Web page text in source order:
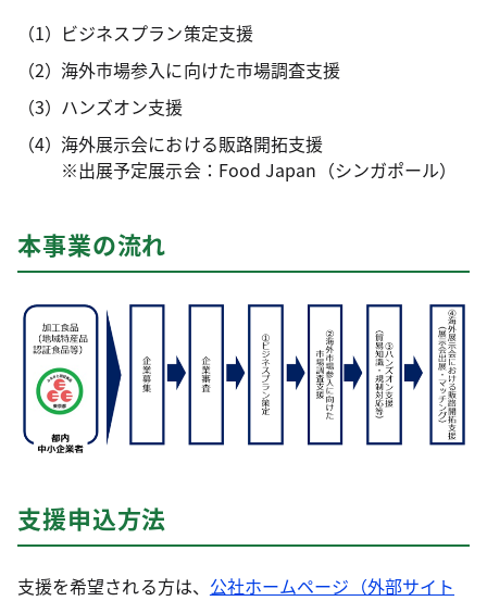
ビジネスプラン策定支援
海外市場参入に向けた市場調査支援
ハンズオン支援
海外展示会における販路開拓支援
※出展予定展示会：Food Japan（シンガポール）
本事業の流れ
支援申込方法
支援を希望される方は、 公社ホームページ（外部サイト